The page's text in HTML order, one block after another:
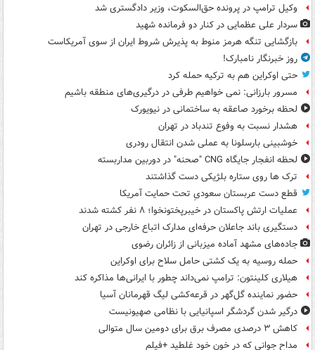
وکیل ترامپ در پرونده حق‌السکوت، وزیر دادگستری شد
سردار علی عظمایی در کنار دو فرمانده شهید
بازگشایی تنگه هرمز منوط به پذیرش شروط ایران از سوی آمریکاست
روز خبرنگار نامبارک!
حتی اوکراین هم به ترکیه حمله کرد
مسرور بارزانی: نمی خواهیم طرفی در درگیری‌های منطقه باشیم
لحظه برخورد صاعقه به ساختمانی در نیویورک
هشدار نسبت به وفوع تندباد در تهران
خوشبینی بارسلونا به عملی شدن انتقال رودری
لحظه انفجار جایگاه CNG "صحنه" در دوربین مداربسته
ترک ها روی ستاره بلژیکی دست گذاشتند
قطع دست عربستان سعودیِ تحت حمایت آمریکا
عملیات ارتش پاکستان در خیبرپختونخوا؛ ۸ نفر کشته شدند
دستگیری باند جاعلان حرفه‌ای مدارک اتباع خارجی در تهران
جاده‌های مشهد آماده میزبانی از زائران رضوی
حمله روسیه به یک کشتی حامل سلاح برای اوکراین
هیلاری کلینتون: ترامپ نمی‌داند چطور با ایرانی‌ها مذاکره کند
حضور نماینده گل‌گهر در قرعه‌کشی لیگ قهرمانان آسیا
درگیر شدن گردشگر اسپانیایی با نظامی صهیونیست
کاهش ۳ درصدی مصرف برق برای دومین سال متوالی
مداح جوانی که در خون خود غلطید +فیلم